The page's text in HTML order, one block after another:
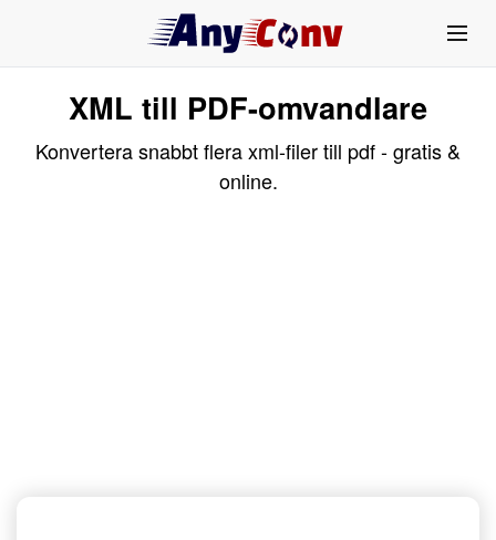
XML till PDF-omvandlare
Konvertera snabbt flera xml-filer till pdf - gratis &
online.